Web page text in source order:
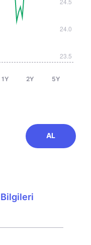
1Y 2Y 5Y
AL
Bilgileri